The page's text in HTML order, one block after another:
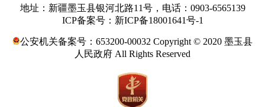
地址：新疆墨玉县银河北路11号，电话：0903-6565139
ICP备案号：新ICP备18001641号-1
公安机关备案号：653200-00032 Copyright © 2020 墨玉县
人民政府 All Rights Reserved